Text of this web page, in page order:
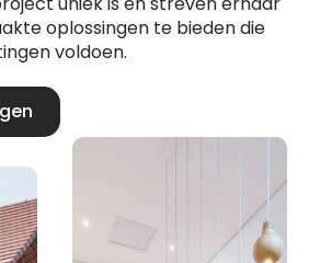
oplossingen te bieden die
voldoen.